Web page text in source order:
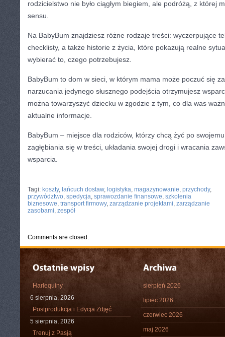
rodzicielstwo nie było ciągłym biegiem, ale podróżą, z której
sensu.
Na BabyBum znajdziesz różne rodzaje treści: wyczerpujące
checklisty, a także historie z życia, które pokazują realne
wybierać to, czego potrzebujesz.
BabyBum to dom w sieci, w którym mama może poczuć się
narzucania jedynego słusznego podejścia otrzymujesz
można towarzyszyć dziecku w zgodzie z tym, co dla was
aktualne informacje.
BabyBum – miejsce dla rodziców, którzy chcą żyć po
zagłębiania się w treści, układania swojej drogi i wracania
wsparcia.
Tagi: koszty, łańcuch dostaw, logistyka, magazynowanie, przychody,
przywództwo, spedycja, sprawozdanie finansowe, szkolenia
biznesowe, transport firmowy, zarządzanie projektami, zarządzanie
zasobami, zespół
Comments are closed.
Harlequiny
6 sierpnia, 2026
Postprodukcja i Edycja Zdjęć
5 sierpnia, 2026
Trenuj z Pasją
sierpień 2026
lipiec 2026
czerwiec 2026
maj 2026